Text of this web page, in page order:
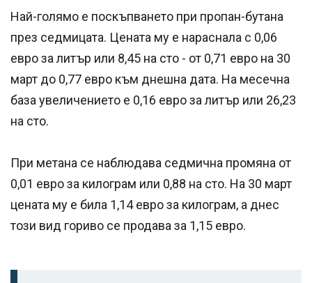
Най-голямо е поскъпването при пропан-бутана
през седмицата. Цената му е нараснала с 0,06
евро за литър или 8,45 на сто - от 0,71 евро на 30
март до 0,77 евро към днешна дата. На месечна
база увеличението е 0,16 евро за литър или 26,23
на сто.
При метана се наблюдава седмична промяна от
0,01 евро за килограм или 0,88 на сто. На 30 март
цената му е била 1,14 евро за килограм, а днес
този вид гориво се продава за 1,15 евро.